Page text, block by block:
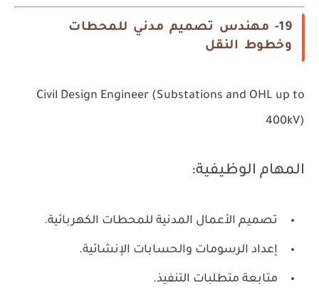
19- مهندس تصميم مدني للمحطات
وخطوط النقل
Civil Design Engineer (Substations and OHL up to
400kV)
المهام الوظيفية:
تصميم الأعمال المدنية للمحطات الكهربائية.
إعداد الرسومات والحسابات الإنشائية.
متابعة متطلبات التنفيذ.